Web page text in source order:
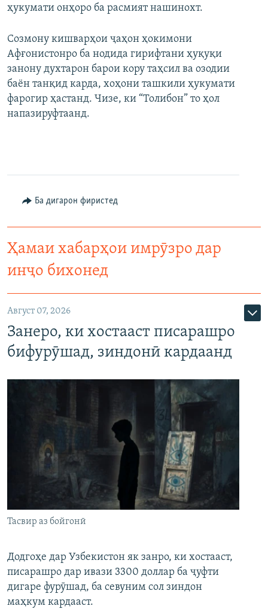
ҳукумати онҳоро ба расмият нашинохт.
Созмону кишварҳои ҷаҳон ҳокимони
Афғонистонро ба нодида гирифтани ҳуқуқи
занону духтарон барои кору таҳсил ва озодии
баён танқид карда, хоҳони ташкили ҳукумати
фарогир ҳастанд. Чизе, ки “Толибон” то ҳол
напазируфтаанд.
Ба дигарон фиристед
Ҳамаи хабарҳои имрӯзро дар
инҷо бихонед
Август 07, 2026
Занеро, ки хостааст писарашро
бифурӯшад, зиндонӣ кардаанд
Тасвир аз бойгонӣ
Додгоҳе дар Узбекистон як занро, ки хостааст,
писарашро дар ивази 3300 доллар ба ҷуфти
дигаре фурӯшад, ба севуним сол зиндон
маҳкум кардааст.